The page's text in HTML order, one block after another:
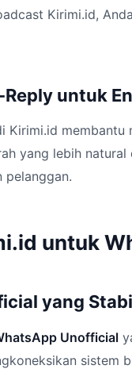
Kirimi.id,
untuk
Kirimi.id membantu
yang lebih
pelanggan.
untuk
yang
Unofficial
sistem